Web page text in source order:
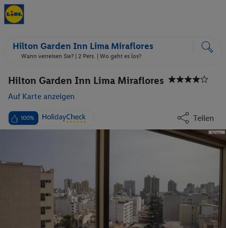
Hilton Garden Inn Lima Miraflores
Wann verreisen Sie? | 2 Pers. | Wo geht es los?
Hilton Garden Inn Lima Miraflores
Auf Karte anzeigen
100% Teilen